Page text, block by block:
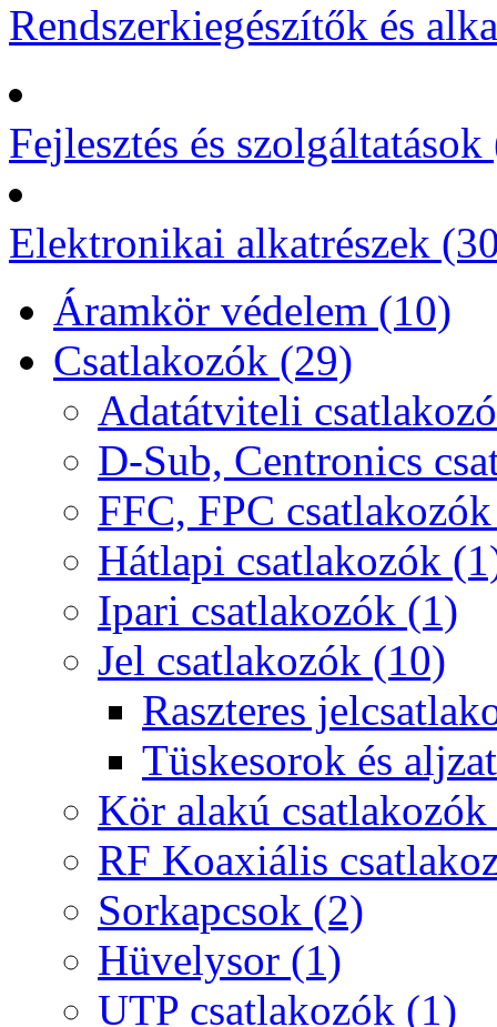
Rendszerkiegészítők és
Fejlesztés és
Elektronikai alkatrészek
Áramkör védelem (10)
Csatlakozók (29)
Adatátviteli
D-Sub, Centronics
FFC, FPC
Hátlapi csatlakozók
Ipari csatlakozók (1)
Jel csatlakozók (10)
Raszteres
Tüskesorok és
Kör alakú
RF Koaxiális
Sorkapcsok (2)
Hüvelysor (1)
UTP csatlakozók (1)